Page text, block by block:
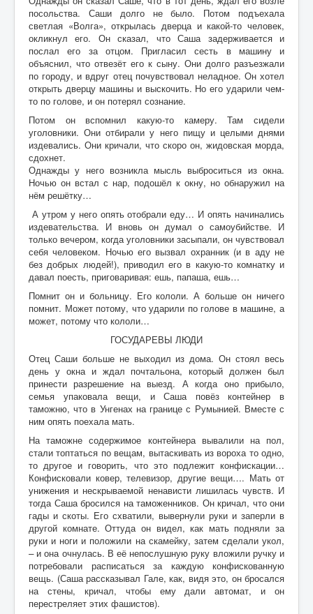
посольства. Саши долго не было. Потом подъехала
светлая «Волга», открылась дверца и какой-то человек,
окликнул его. Он сказал, что Саша задерживается и
послал его за отцом. Пригласил сесть в машину и
объяснил, что отвезёт его к сыну. Они долго разъезжали
по городу, и вдруг отец почувствовал неладное. Он хотел
открыть дверцу машины и выскочить. Но его ударили чем-
то по голове, и он потерял сознание.
Потом он вспомнил какую-то камеру. Там сидели
уголовники. Они отбирали у него пищу и целыми днями
издевались. Они кричали, что скоро он, жидовская морда,
сдохнет.
Однажды у него возникла мысль выброситься из окна.
Ночью он встал с нар, подошёл к окну, но обнаружил на
нём решётку…
А утром у него опять отобрали еду… И опять начинались
издевательства. И вновь он думал о самоубийстве. И
только вечером, когда уголовники засыпали, он чувствовал
себя человеком. Ночью его вызвал охранник (и в аду не
без добрых людей!), приводил его в какую-то комнатку и
давал поесть, приговаривая: ешь, папаша, ешь…
Помнит он и больницу. Его кололи. А больше он ничего
помнит. Может потому, что ударили по голове в машине, а
может, потому что кололи…
ГОСУДАРЕВЫ ЛЮДИ
Отец Саши больше не выходил из дома. Он стоял весь
день у окна и ждал почтальона, который должен был
принести разрешение на выезд. А когда оно прибыло,
семья упаковала вещи, и Саша повёз контейнер в
таможню, что в Унгенах на границе с Румынией. Вместе с
ним опять поехала мать.
На таможне содержимое контейнера вывалили на пол,
стали топтаться по вещам, вытаскивать из вороха то одно,
то другое и говорить, что это подлежит конфискации…
Конфисковали ковер, телевизор, другие вещи…. Мать от
унижения и нескрываемой ненависти лишилась чувств. И
тогда Саша бросился на таможенников. Он кричал, что они
гады и скоты. Его схватили, вывернули руки и заперли в
другой комнате. Оттуда он видел, как мать подняли за
руки и ноги и положили на скамейку, затем сделали укол,
–и она очнулась. В её непослушную руку вложили ручку и
потребовали расписаться за каждую конфискованную
вещь. (Саша рассказывал Гале, как, видя это, он бросался
на стены, кричал, чтобы ему дали автомат, и он
перестреляет этих фашистов).